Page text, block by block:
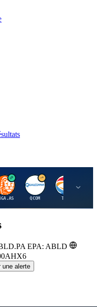
I Q
QCOM
T
TTE
EPA: ABLD
une alerte